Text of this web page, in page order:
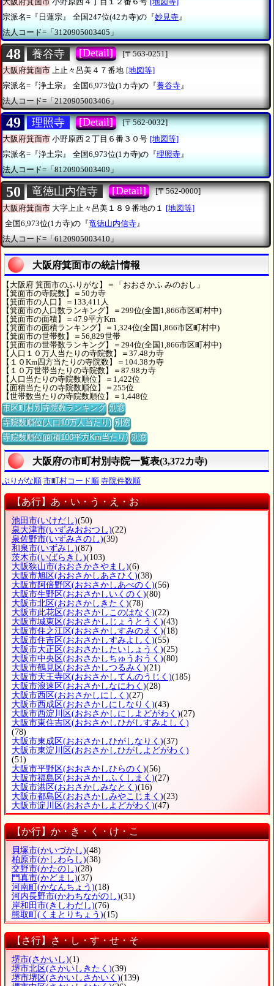
宗派名=『日蓮宗』
全国247位(42カ寺)の『妙見寺 』
法人コード=「3120905003405」
48 養谷寺 [Detail]
[〒563-0251]
大阪府箕面市 上止々呂美４７番地 [地図等]
宗派名=『浄土宗』
全国6,973位(1カ寺)の『養谷寺』
法人コード=「2120905003406」
49 理照寺 [Detail]
[〒562-0032]
大阪府箕面市 小野原西２丁目６番３０号 [地図等]
宗派名=『浄土宗』
全国6,973位(1カ寺)の『理照寺』
法人コード=「8120905003409」
50 竜徳山内信寺 [Detail]
[〒562-0000]
大阪府箕面市 大字上止々呂美１８９番地の１
[地図等]
全国6,973位(1カ寺)の『竜徳山内信寺 』
法人コード=「6120905003410」
大阪府箕面市の統計情報
【大阪府 箕面市のふりがな】＝「おおさかふ みのおし」
【箕面市の寺院数】＝50カ寺
【箕面市の人口】＝133,411人
【箕面市の人口数ランキング】＝299位(全国1,866市区町村中)
【箕面市の面積】＝47.9平方Km
【箕面市の面積ランキング】＝1,324位(全国1,866市区町村中)
【箕面市の世帯数】＝56,829世帯
【箕面市の世帯数ランキング】＝294位(全国1,866市区町村中)
【人口１０万人当たりの寺院数】＝37.48カ寺
【１０Km四方当たりの寺院数】＝104.38カ寺
【１０万世帯当たりの寺院数】＝87.98カ寺
【人口当たりの寺院数順位】＝1,422位
【面積当たりの寺院数順位】＝255位
【世帯数当たりの寺院数順位】＝1,448位
市区町村別寺院数ランキング 別窓
寺院数順位(人口10万人当たり) 別窓
寺院数順位(面積100平方Km当たり) 別窓
大阪府の市町村別寺院一覧表(3,372カ寺)
ぶりがな順 市町村コード順 寺院件数順
【あ行】あ・い・う・え・お
池田市(いけだし)(50)
泉大津市(いずみおおつし)(22)
泉佐野市(いずみさのし)(39)
和泉市(いずみし)(87)
茨木市(いばらきし)(103)
大阪狭山市(おおさかさやまし)(6)
大阪市旭区(おおさかしあさひく)(38)
大阪市阿倍野区(おおさかしあべのく)(56)
大阪市生野区(おおさかしいくのく)(80)
大阪市北区(おおさかしきたく)(78)
大阪市此花区(おおさかしこのはなく)(22)
大阪市城東区(おおさかしじょうとうく)(43)
大阪市住之江区(おおさかしすみのえく)(18)
大阪市住吉区(おおさかしすみよしく)(55)
大阪市大正区(おおさかしたいしょうく)(25)
大阪市中央区(おおさかしちゅうおうく)(80)
大阪市鶴見区(おおさかしつるみく)(21)
大阪市天王寺区(おおさかしてんのうじく)(185)
大阪市浪速区(おおさかしなにわく)(28)
大阪市西区(おおさかしにしく)(27)
大阪市西成区(おおさかしにしなりく)(43)
大阪市西淀川区(おおさかしにしよどがわく)(27)
大阪市東住吉区(おおさかしひがしすみよしく)
(78)
大阪市東成区(おおさかしひがしなりく)(37)
大阪市東淀川区(おおさかしひがしよどがわく)
(51)
大阪市平野区(おおさかしひらのく)(56)
大阪市福島区(おおさかしふくしまく)(27)
大阪市港区(おおさかしみなとく)(16)
大阪市都島区(おおさかしみやこじまく)(23)
大阪市淀川区(おおさかしよどがわく)(47)
【か行】か・き・く・け・こ
貝塚市(かいづかし)(48)
柏原市(かしわらし)(38)
交野市(かたのし)(28)
門真市(かどまし)(37)
河南町 (かなんちょう)(18)
河内長野市(かわちながのし)(31)
岸和田市(きしわだし)(76)
熊取町 (くまとりちょう)(15)
【さ行】さ・し・す・せ・そ
堺市(さかいし)(1)
堺市北区(さかいしきたく)(39)
堺市堺区(さかいしさかいく)(139)